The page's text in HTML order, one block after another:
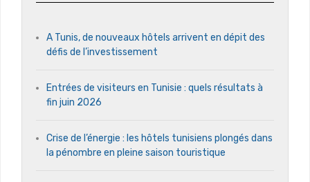
A Tunis, de nouveaux hôtels arrivent en dépit des
défis de l’investissement
Entrées de visiteurs en Tunisie : quels résultats à
fin juin 2026
Crise de l’énergie : les hôtels tunisiens plongés dans
la pénombre en pleine saison touristique